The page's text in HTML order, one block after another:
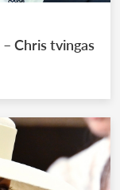
Chris tvingas